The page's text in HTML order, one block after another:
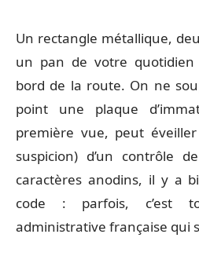
Un rectangle métallique,
un pan de votre
bord de la route. On ne
point une plaque
première vue, peut
suspicion) d’un contrôle
caractères anodins, il y a
code : parfois, c’est
administrative française qui